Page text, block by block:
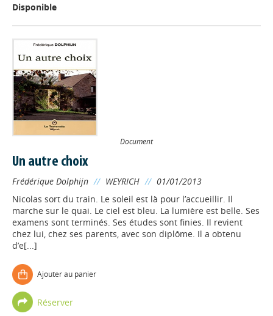
Disponible
Document
Un autre choix
Frédérique Dolphijn // WEYRICH // 01/01/2013
Nicolas sort du train. Le soleil est là pour l’accueillir. Il
marche sur le quai. Le ciel est bleu. La lumière est belle. Ses
examens sont terminés. Ses études sont finies. Il revient
chez lui, chez ses parents, avec son diplôme. Il a obtenu
d’e[...]
Ajouter au panier
Réserver